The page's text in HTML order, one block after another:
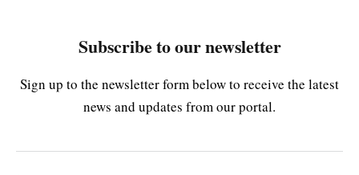
Subscribe to our newsletter
Sign up to the newsletter form below to receive the latest
news and updates from our portal.